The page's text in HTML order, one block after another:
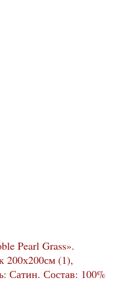
Pearl Grass».
200х200см (1),
Сатин. Состав: 100%